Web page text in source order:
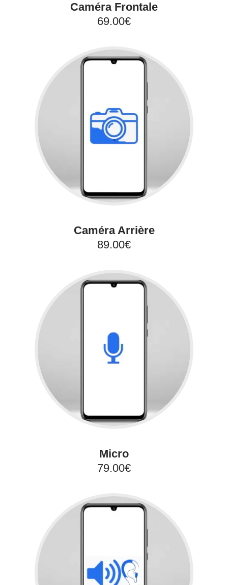
Caméra Frontale
69.00€
Caméra Arrière
89.00€
Micro
79.00€